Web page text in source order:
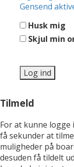
Gensend
Husk mig
Skjul min
Tilmeld
For at kunne
få sekunder at
muligheder på
desuden få tildelt